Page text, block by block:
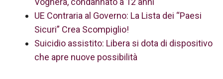
UE Contraria al Governo: La Lista dei “Paesi
Sicuri” Crea Scompiglio!
Suicidio assistito: Libera si dota di dispositivo
che apre nuove possibilità